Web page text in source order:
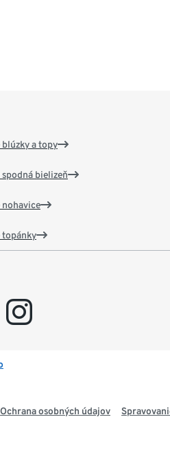
blúzky a topy
spodná bielizeň
nohavice
topánky
instagram
Ochrana osobných údajov